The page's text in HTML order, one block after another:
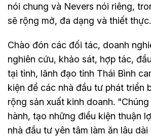
nói chung và Nevers nói riêng,
sẽ rộng mở, đa dạng và thiết thực.
Chào đón các đối tác, doanh
nghiên cứu, khảo sát, hợp tác,
tại tỉnh, lãnh đạo tỉnh Thái Bình
kiện để các nhà đầu tư phát triển
rộng sản xuất kinh doanh.
hành, tạo những điều kiện thuận
nhà đầu tư yên tâm làm ăn lâu